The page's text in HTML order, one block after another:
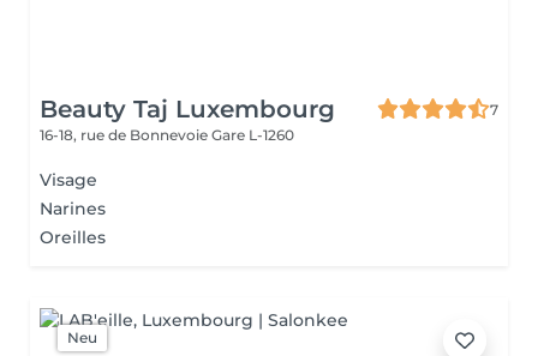
Beauty Taj Luxembourg
7
16-18, rue de Bonnevoie Gare L-1260
Visage
Narines
Oreilles
Neu